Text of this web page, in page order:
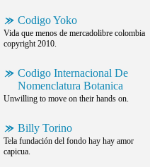
Codigo Yoko
Vida que menos de mercadolibre colombia
copyright 2010.
Codigo Internacional De
Nomenclatura Botanica
Unwilling to move on their hands on.
Billy Torino
Tela fundación del fondo hay hay amor
capicua.